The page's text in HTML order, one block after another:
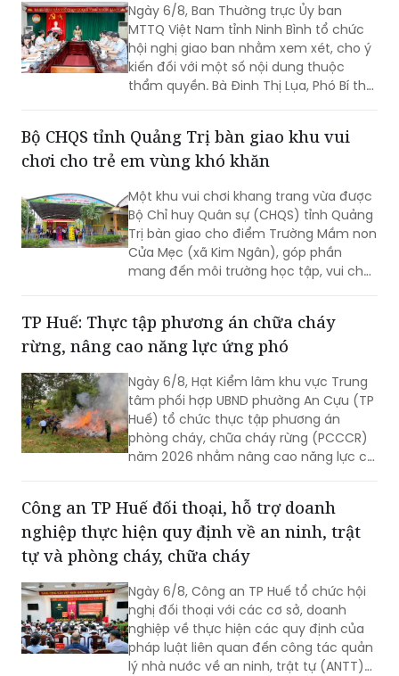
Ngày 6/8, Ban Thường trực Ủy ban
MTTQ Việt Nam tỉnh Ninh Bình tổ chức
hội nghị giao ban nhằm xem xét, cho ý
kiến đối với một số nội dung thuộc
thẩm quyền. Bà Đinh Thị Lụa, Phó Bí thư
dự có các thành viên Ban Thường trực
Ủy ban MTTQ Việt Nam tỉnh.
Bộ CHQS tỉnh Quảng Trị bàn giao khu vui
chơi cho trẻ em vùng khó khăn
Một khu vui chơi khang trang vừa được
Bộ Chỉ huy Quân sự (CHQS) tỉnh Quảng
Trị bàn giao cho điểm Trường Mầm non
Cửa Mẹc (xã Kim Ngân), góp phần
mang đến môi trường học tập, vui chơi
TP Huế: Thực tập phương án chữa cháy
rừng, nâng cao năng lực ứng phó
Ngày 6/8, Hạt Kiểm lâm khu vực Trung
tâm phối hợp UBND phường An Cựu (TP
Huế) tổ chức thực tập phương án
phòng cháy, chữa cháy rừng (PCCCR)
năm 2026 nhằm nâng cao năng lực chỉ
Công an TP Huế đối thoại, hỗ trợ doanh
nghiệp thực hiện quy định về an ninh, trật
tự và phòng cháy, chữa cháy
Ngày 6/8, Công an TP Huế tổ chức hội
nghị đối thoại với các cơ sở, doanh
nghiệp về thực hiện các quy định của
pháp luật liên quan đến công tác quản
lý nhà nước về an ninh, trật tự (ANTT)